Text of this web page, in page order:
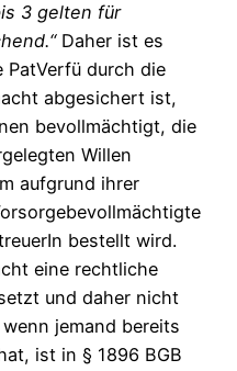
3 gelten für
Daher ist es
durch die
abgesichert ist,
bevollmächtigt, die
Willen
aufgrund ihrer
bestellt wird.
eine rechtliche
und daher nicht
jemand bereits
ist in § 1896 BGB